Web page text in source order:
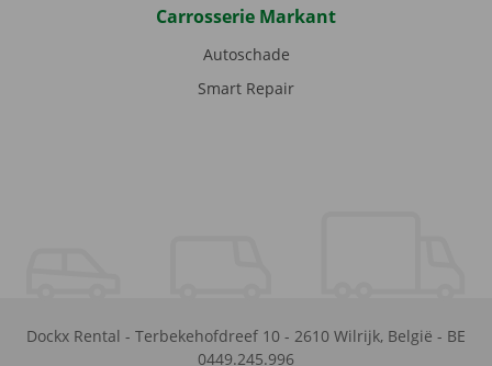
Carrosserie Markant
Autoschade
Smart Repair
Dockx Rental - Terbekehofdreef 10 - 2610 Wilrijk, België - BE
0449.245.996